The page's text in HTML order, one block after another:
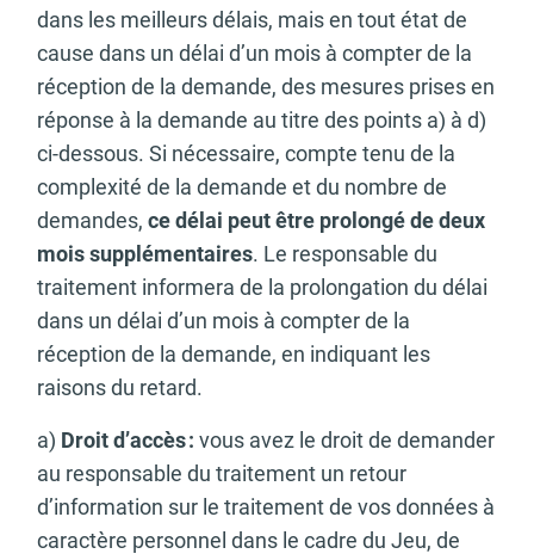
dans les meilleurs délais, mais en tout état de
cause dans un délai d’un mois à compter de la
réception de la demande, des mesures prises en
réponse à la demande au titre des points a) à d)
ci-dessous. Si nécessaire, compte tenu de la
complexité de la demande et du nombre de
demandes, ce délai peut être prolongé de deux
mois supplémentaires. Le responsable du
traitement informera de la prolongation du délai
dans un délai d’un mois à compter de la
réception de la demande, en indiquant les
raisons du retard.
a) Droit d’accès : vous avez le droit de demander
au responsable du traitement un retour
d’information sur le traitement de vos données à
caractère personnel dans le cadre du Jeu, de